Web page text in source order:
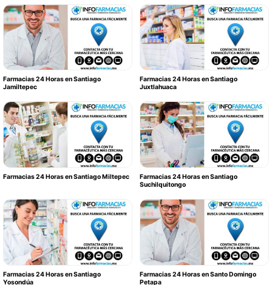
Farmacias 24 Horas en Santiago
Jamiltepec
Farmacias 24 Horas en Santiago
Juxtlahuaca
Farmacias 24 Horas en Santiago Miltepec
Farmacias 24 Horas en Santiago
Suchilquitongo
Farmacias 24 Horas en Santiago
Yosondúa
Farmacias 24 Horas en Santo Domingo
Petapa